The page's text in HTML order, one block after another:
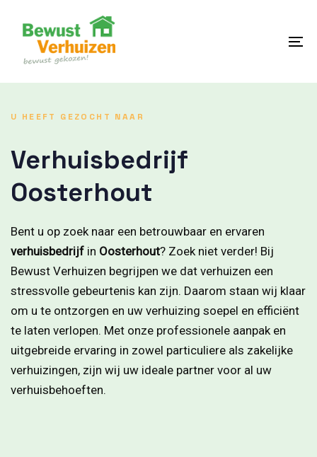
content
U HEEFT GEZOCHT NAAR
Verhuisbedrijf
Oosterhout
Bent u op zoek naar een betrouwbaar en ervaren
verhuisbedrijf in Oosterhout? Zoek niet verder! Bij
Bewust Verhuizen begrijpen we dat verhuizen een
stressvolle gebeurtenis kan zijn. Daarom staan wij klaar
om u te ontzorgen en uw verhuizing soepel en efficiënt
te laten verlopen. Met onze professionele aanpak en
uitgebreide ervaring in zowel particuliere als zakelijke
verhuizingen, zijn wij uw ideale partner voor al uw
verhuisbehoeften.